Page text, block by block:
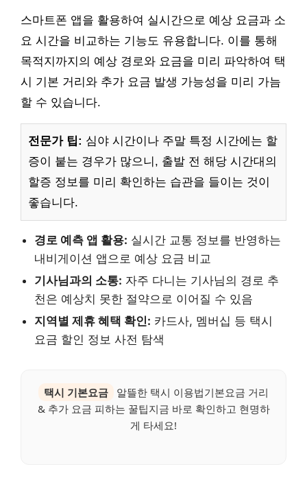
스마트폰 앱을 활용하여 실시간으로 예상 요금과 소
요 시간을 비교하는 기능도 유용합니다. 이를 통해
목적지까지의 예상 경로와 요금을 미리 파악하여 택
시 기본 거리와 추가 요금 발생 가능성을 미리 가늠
할 수 있습니다.
전문가 팁: 심야 시간이나 주말 특정 시간에는 할
증이 붙는 경우가 많으니, 출발 전 해당 시간대의
할증 정보를 미리 확인하는 습관을 들이는 것이
좋습니다.
경로 예측 앱 활용: 실시간 교통 정보를 반영하는
내비게이션 앱으로 예상 요금 비교
기사님과의 소통: 자주 다니는 기사님의 경로 추
천은 예상치 못한 절약으로 이어질 수 있음
지역별 제휴 혜택 확인: 카드사, 멤버십 등 택시
요금 할인 정보 사전 탐색
택시 기본요금
알뜰한 택시 이용법기본요금 거리
& 추가 요금 피하는 꿀팁지금 바로 확인하고 현명하
게 타세요!